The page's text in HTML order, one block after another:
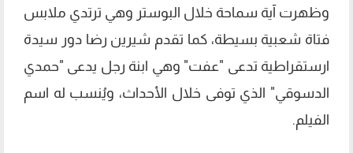
وظهرت آية سماحة خلال البوستر وهي ترتدي ملابس
فتاة شعبية بسيطة، كما تقدم شيرين رضا دور سيدة
ارستقراطية تدعى "عفت" وهي ابنة رجل يدعى "حمدي
الدسوقي" الذي توفى خلال الأحداث، ويُنسب له اسم
الفيلم.